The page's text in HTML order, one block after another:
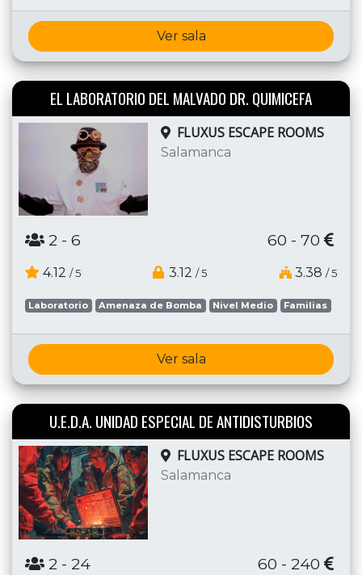
Ver sala
EL LABORATORIO DEL MALVADO DR. QUIMICEFA
FLUXUS ESCAPE ROOMS
Salamanca
2 - 6 60 - 70
4.12 / 5 3.12 / 5 3.38 / 5
Laboratorio Amenaza de Bomba Nivel Medio Familias
Ver sala
U.E.D.A. UNIDAD ESPECIAL DE ANTIDISTURBIOS
FLUXUS ESCAPE ROOMS
Salamanca
2 - 24 60 - 240